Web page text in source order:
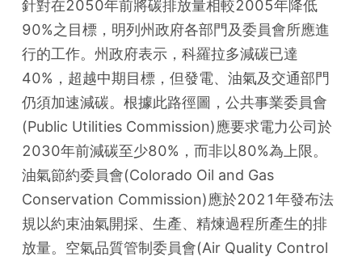
針對在2050年前將碳排放量相較2005年降低
90%之目標，明列州政府各部門及委員會所應進
行的工作。州政府表示，科羅拉多減碳已達
40%，超越中期目標，但發電、油氣及交通部門
仍須加速減碳。根據此路徑圖，公共事業委員會
(Public Utilities Commission)應要求電力公司於
2030年前減碳至少80%，而非以80%為上限。
油氣節約委員會(Colorado Oil and Gas
Conservation Commission)應於2021年發布法
規以約束油氣開採、生產、精煉過程所產生的排
放量。空氣品質管制委員會(Air Quality Control